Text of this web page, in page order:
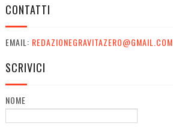
CONTATTI
EMAIL: REDAZIONEGRAVITAZERO@GMAIL.COM
SCRIVICI
NOME